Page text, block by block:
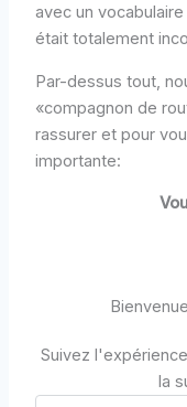
avec un
était totalement
Par-dessus tout,
«compagnon de
rassurer et pour
importante:
Suivez
la